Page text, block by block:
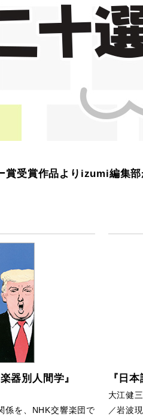
受賞作品よりizumi編集
器別人間学』
を、NHK交響楽団で
『日
大江健
／岩波